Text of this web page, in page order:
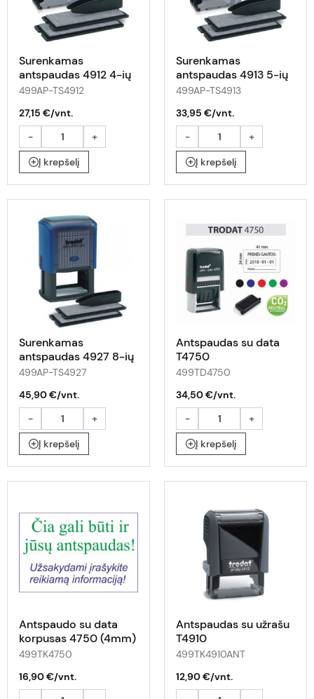
Surenkamas
antspaudas 4912 4-ių
eilučių
499AP-TS4912
27,15 €/vnt.
-
+
Į krepšelį
Surenkamas
antspaudas 4913 5-ių
eilučių
499AP-TS4913
33,95 €/vnt.
-
+
Į krepšelį
Surenkamas
antspaudas 4927 8-ių
eilučių
499AP-TS4927
45,90 €/vnt.
-
+
Į krepšelį
Antspaudas su data
T4750
499TD4750
34,50 €/vnt.
-
+
Į krepšelį
Antspaudo su data
korpusas 4750 (4mm)
499TK4750
16,90 €/vnt.
Antspaudas su užrašu
T4910
499TK4910ANT
12,90 €/vnt.